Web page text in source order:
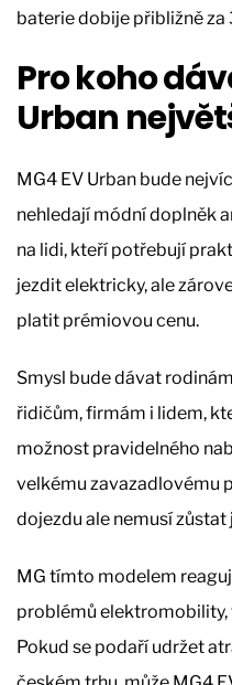
baterie dobije přibližně za
Pro koho
Urban
MG4 EV Urban bude
nehledají módní doplněk
na lidi, kteří potřebují
jezdit elektricky, ale
platit prémiovou cenu.
Smysl bude dávat
řidičům, firmám i lidem,
možnost pravidelného
velkému zavazadlovému
dojezdu ale nemusí zůstat
MG tímto modelem
problémů elektromobility,
Pokud se podaří udržet